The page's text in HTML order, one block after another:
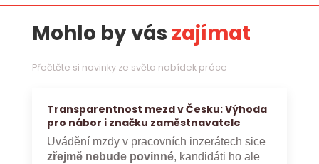
Mohlo by vás zajímat
Přečtěte si novinky ze světa nabídek práce
Transparentnost mezd v Česku: Výhoda
pro nábor i značku zaměstnavatele
Uvádění mzdy v pracovních inzerátech sice
zřejmě nebude povinné, kandidáti ho ale